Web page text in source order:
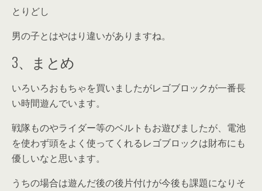
とりどし
男の子とはやはり違いがありますね。
3、まとめ
いろいろおもちゃを買いましたがレゴブロックが一番長
い時間遊んでいます。
戦隊ものやライダー等のベルトもお遊びましたが、電池
を使わず頭をよく使ってくれるレゴブロックは財布にも
優しいなと思います。
うちの場合は遊んだ後の後片付けが今後も課題になりそ